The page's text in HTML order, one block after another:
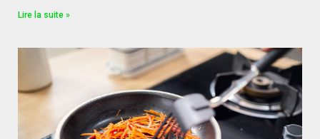
Lire la suite »